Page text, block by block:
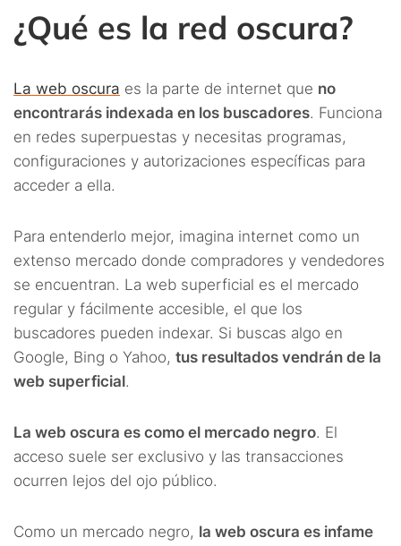
¿Qué es la red oscura?
La web oscura es la parte de internet que no
encontrarás indexada en los buscadores. Funciona
en redes superpuestas y necesitas programas,
configuraciones y autorizaciones específicas para
acceder a ella.
Para entenderlo mejor, imagina internet como un
extenso mercado donde compradores y vendedores
se encuentran. La web superficial es el mercado
regular y fácilmente accesible, el que los
buscadores pueden indexar. Si buscas algo en
Google, Bing o Yahoo, tus resultados vendrán de la
web superficial.
La web oscura es como el mercado negro. El
acceso suele ser exclusivo y las transacciones
ocurren lejos del ojo público.
Como un mercado negro, la web oscura es infame